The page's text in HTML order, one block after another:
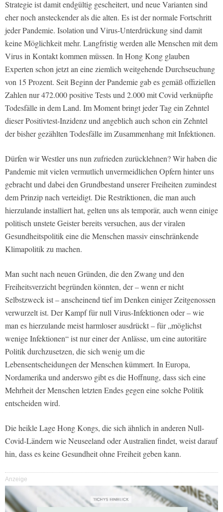
Strategie ist damit endgültig gescheitert, und neue Varianten sind
eher noch ansteckender als die alten. Es ist der normale Fortschritt
jeder Pandemie. Isolation und Virus-Unterdrückung sind damit
keine Möglichkeit mehr. Langfristig werden alle Menschen mit dem
Virus in Kontakt kommen müssen. In Hong Kong glauben
Experten schon jetzt an eine ziemlich weitgehende Durchseuchung
von 15 Prozent. Seit Beginn der Pandemie gab es gemäß offiziellen
Zahlen nur 472.000 positive Tests und 2.000 mit Covid verknüpfte
Todesfälle in dem Land. Im Moment bringt jeder Tag ein Zehntel
dieser Positivtest-Inzidenz und angeblich auch schon ein Zehntel
der bisher gezählten Todesfälle im Zusammenhang mit Infektionen.
Dürfen wir Westler uns nun zufrieden zurücklehnen? Wir haben die
Pandemie mit vielen vermutlich unvermeidlichen Opfern hinter uns
gebracht und dabei den Grundbestand unserer Freiheiten zumindest
dem Prinzip nach verteidigt. Die Restriktionen, die man auch
hierzulande installiert hat, gelten uns als temporär, auch wenn einige
politisch unstete Geister bereits versuchen, aus der viralen
Gesundheitspolitik eine die Menschen massiv einschränkende
Klimapolitik zu machen.
Man sucht nach neuen Gründen, die den Zwang und den
Freiheitsverzicht begründen könnten, der – wenn er nicht
Selbstzweck ist – anscheinend tief im Denken einiger Zeitgenossen
verwurzelt ist. Der Kampf für null Virus-Infektionen oder – wie
man es hierzulande meist harmloser ausdrückt – für „möglichst
wenige Infektionen“ ist nur einer der Anlässe, um eine autoritäre
Politik durchzusetzen, die sich wenig um die
Lebensentscheidungen der Menschen kümmert. In Europa,
Nordamerika und anderswo gibt es die Hoffnung, dass sich eine
Mehrheit der Menschen letzten Endes gegen eine solche Politik
entscheiden wird.
Die heikle Lage Hong Kongs, die sich ähnlich in anderen Null-
Covid-Ländern wie Neuseeland oder Australien findet, weist darauf
hin, dass es keine Gesundheit ohne Freiheit geben kann.
Anzeige